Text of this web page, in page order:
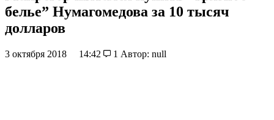
белье” Нумагомедова за 10 тысяч
долларов
3 октября 2018 14:42 1 Автор: null